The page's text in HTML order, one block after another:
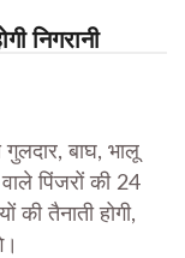
निगरानी
बाघ, भालू
पिंजरों की 24
की तैनाती होगी,